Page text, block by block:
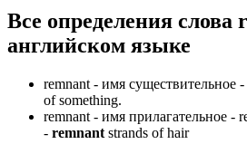
Все определения слова
английском языке
remnant - имя существительное -
of something.
remnant - имя прилагательное -
- remnant strands of hair